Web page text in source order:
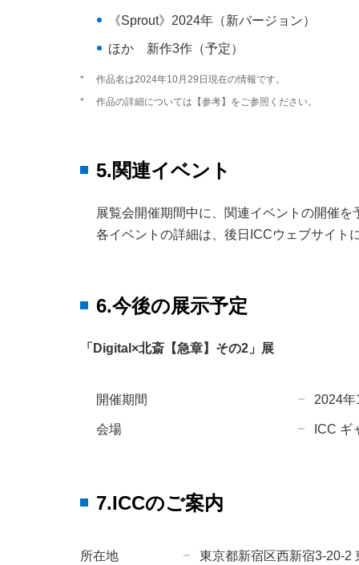
《Sprout》2024年（新バージョン）
ほか 新作3作（予定）
*
作品名は2024年10月29日現在の情報です。
*
作品の詳細については【参考】をご参照ください。
5.関連イベント
展覧会開催期間中に、関連イベントの開催を
各イベントの詳細は、後日ICCウェブサイト
6.今後の展示予定
「Digital×北斎【急章】その2」展
開催期間 2024
会場 ICC ギ
7.ICCのご案内
所在地
東京都新宿区西新宿3-20-2